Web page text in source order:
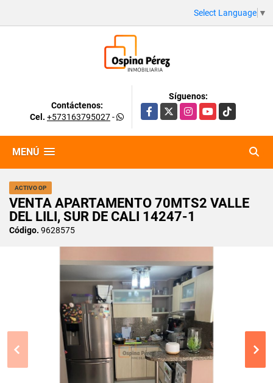
Select Language ▼
Contáctenos:
Cel. +573163795027-
Síguenos:
Facebook
X InstagramYouTubeTikTok
MENÚ
ACTIVO OP
VENTA APARTAMENTO 70MTS2 VALLE
DEL LILI, SUR DE CALI 14247-1
Código. 9628575